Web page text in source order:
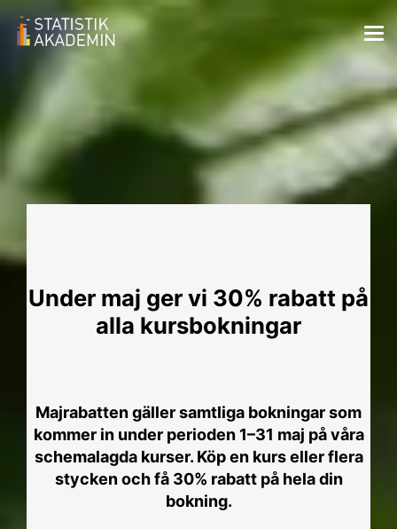
Under maj ger vi 30% rabatt på
alla kursbokningar
Majrabatten gäller samtliga bokningar som
kommer in under perioden 1–31 maj på våra
schemalagda kurser. Köp en kurs eller flera
stycken och få 30% rabatt på hela din
bokning.